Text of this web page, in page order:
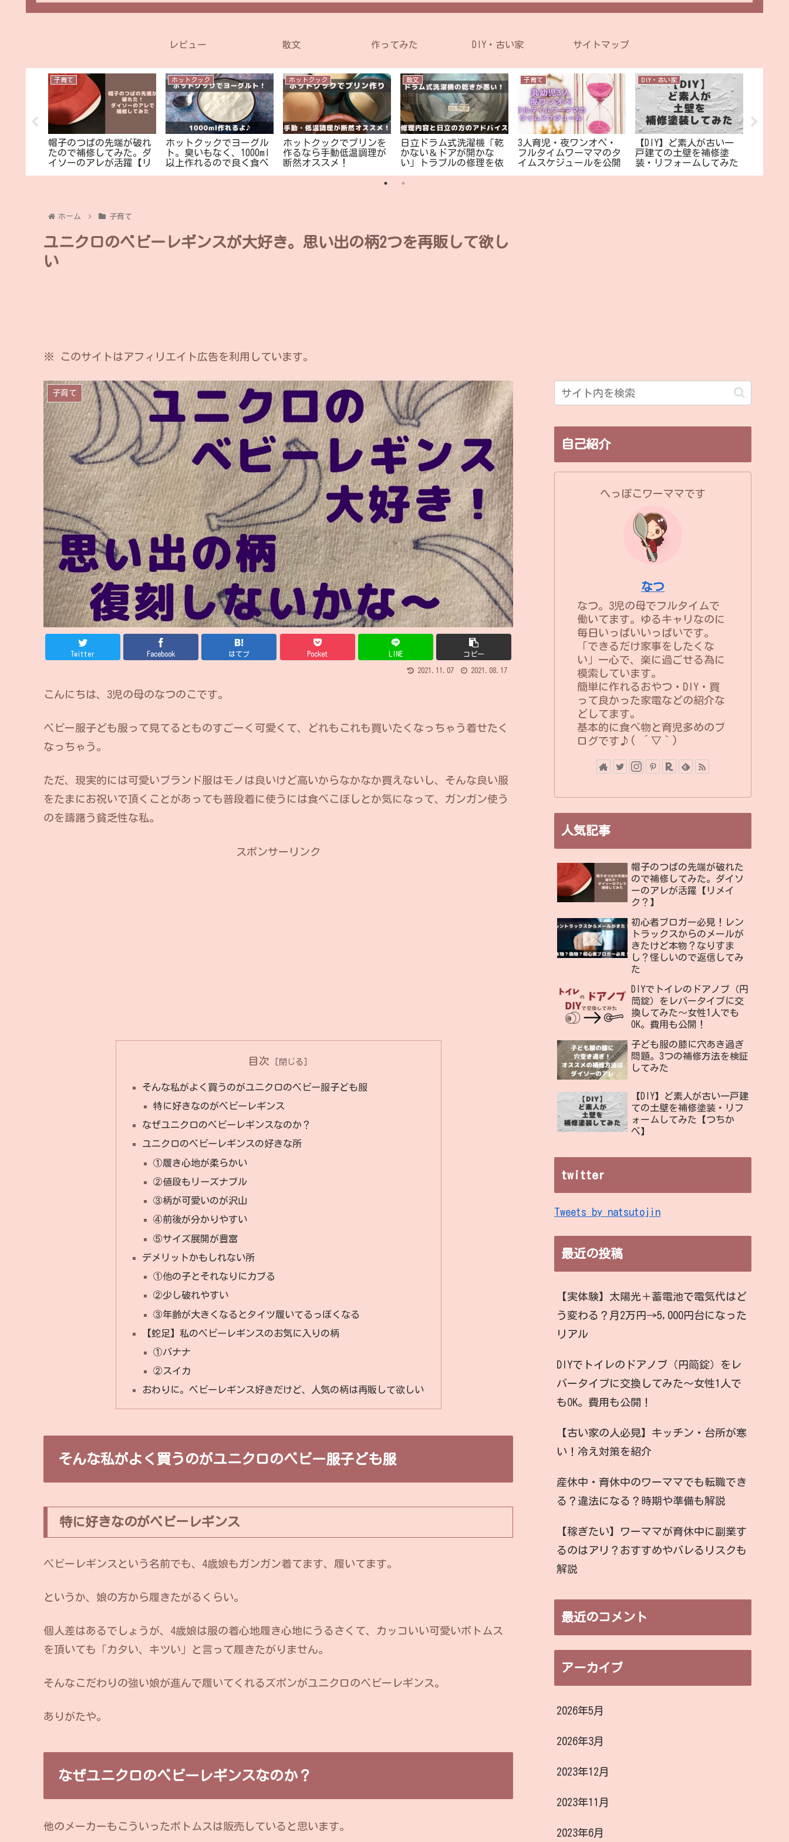
レビュー 散文 作ってみた DIY・古い家 サイトマップ
子育て
帽子のつばの先端が破れ
たので補修してみた。ダ
イソーのアレが活躍【リ
ホットクック
ホットクックでヨーグル
ト。臭いもなく、1000ml
以上作れるので良く食べ
ホットクック
ホットクックでプリンを
作るなら手動低温調理が
断然オススメ！
散文
日立ドラム式洗濯機「乾
かない＆ドアが開かな
い」トラブルの修理を依
子育て
3人育児・夜ワンオペ・
フルタイムワーママのタ
イムスケジュールを公開
DIY・古い家
【DIY】ど素人が古い一
戸建ての土壁を補修塗
装・リフォームしてみた
ホーム 子育て
ユニクロのベビーレギンスが大好き。思い出の柄2つを再販して欲し
い
※ このサイトはアフィリエイト広告を利用しています。
子育て
Twitter Facebook はてブ Pocket LINE コピー
2021.11.07 2021.08.17
こんにちは、3児の母のなつのこです。
ベビー服子ども服って見てるとものすごーく可愛くて、どれもこれも買いたくなっちゃう着せたく
なっちゃう。
ただ、現実的には可愛いブランド服はモノは良いけど高いからなかなか買えないし、そんな良い服
をたまにお祝いで頂くことがあっても普段着に使うには食べこぼしとか気になって、ガンガン使う
のを躊躇う貧乏性な私。
スポンサーリンク
目次
そんな私がよく買うのがユニクロのベビー服子ども服
特に好きなのがベビーレギンス
なぜユニクロのベビーレギンスなのか？
ユニクロのベビーレギンスの好きな所
①履き心地が柔らかい
②値段もリーズナブル
③柄が可愛いのが沢山
④前後が分かりやすい
⑤サイズ展開が豊富
デメリットかもしれない所
①他の子とそれなりにカブる
②少し破れやすい
③年齢が大きくなるとタイツ履いてるっぽくなる
【蛇足】私のベビーレギンスのお気に入りの柄
①バナナ
②スイカ
おわりに。ベビーレギンス好きだけど、人気の柄は再販して欲しい
そんな私がよく買うのがユニクロのベビー服子ども服
特に好きなのがベビーレギンス
ベビーレギンスという名前でも、4歳娘もガンガン着てます、履いてます。
というか、娘の方から履きたがるくらい。
個人差はあるでしょうが、4歳娘は服の着心地履き心地にうるさくて、カッコいい可愛いボトムス
を頂いても「カタい、キツい」と言って履きたがりません。
そんなこだわりの強い娘が進んで履いてくれるズボンがユニクロのベビーレギンス。
ありがたや。
なぜユニクロのベビーレギンスなのか？
他のメーカーもこういったボトムスは販売していると思います。
自己紹介
へっぽこワーママです
なつ
なつ。3児の母でフルタイムで
働いてます。ゆるキャリなのに
毎日いっぱいいっぱいです。
「できるだけ家事をしたくな
い」一心で、楽に過ごせる為に
模索しています。
簡単に作れるおやつ・DIY・買
って良かった家電などの紹介な
どしてます。
基本的に食べ物と育児多めのブ
ログです♪( ´▽｀)
人気記事
帽子のつばの先端が破れた
ので補修してみた。ダイソ
ーのアレが活躍【リメイ
ク？】
初心者ブロガー必見！レン
トラックスからのメールが
きたけど本物？なりすま
し？怪しいので返信してみ
た
DIYでトイレのドアノブ（円
筒錠）をレバータイプに交
換してみた〜女性1人でも
OK。費用も公開！
子ども服の膝に穴あき過ぎ
問題。3つの補修方法を検証
してみた
【DIY】ど素人が古い一戸建
ての土壁を補修塗装・リフ
ォームしてみた【つちか
べ】
twitter
Tweets by natsutojin
最近の投稿
【実体験】太陽光＋蓄電池で電気代はど
う変わる？月2万円→5,000円台になった
リアル
DIYでトイレのドアノブ（円筒錠）をレ
バータイプに交換してみた〜女性1人で
もOK。費用も公開！
【古い家の人必見】キッチン・台所が寒
い！冷え対策を紹介
産休中・育休中のワーママでも転職でき
る？違法になる？時期や準備も解説
【稼ぎたい】ワーママが育休中に副業す
るのはアリ？おすすめやバレるリスクも
解説
最近のコメント
アーカイブ
2026年5月
2026年3月
2023年12月
2023年11月
2023年6月